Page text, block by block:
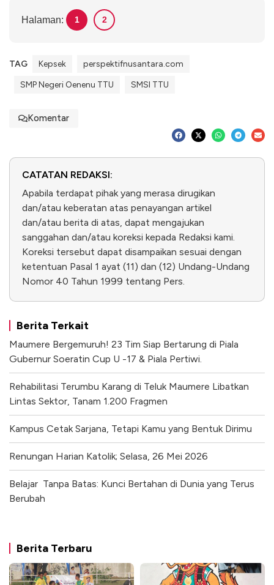
Halaman: 1 2
TAG Kepsek
perspektifnusantara.com
SMP Negeri Oenenu TTU
SMSI TTU
Komentar
CATATAN REDAKSI:
Apabila terdapat pihak yang merasa dirugikan
dan/atau keberatan atas penayangan artikel
dan/atau berita di atas, dapat mengajukan
sanggahan dan/atau koreksi kepada Redaksi kami.
Koreksi tersebut dapat disampaikan sesuai dengan
ketentuan Pasal 1 ayat (11) dan (12) Undang-Undang
Nomor 40 Tahun 1999 tentang Pers.
Berita Terkait
Maumere Bergemuruh! 23 Tim Siap Bertarung di Piala
Gubernur Soeratin Cup U -17 & Piala Pertiwi.
Rehabilitasi Terumbu Karang di Teluk Maumere Libatkan
Lintas Sektor, Tanam 1.200 Fragmen
Kampus Cetak Sarjana, Tetapi Kamu yang Bentuk Dirimu
Renungan Harian Katolik; Selasa, 26 Mei 2026
Belajar Tanpa Batas: Kunci Bertahan di Dunia yang Terus
Berubah
Berita Terbaru